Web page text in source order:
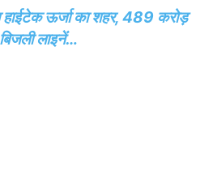
ऊर्जा का शहर, 489 करोड़
लाइनें…